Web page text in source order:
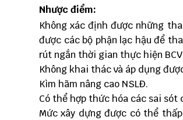
Nhược điểm:
Không xác định được những
được các bộ phận lạc hậu để
rút ngắn thời gian thực hiện BCV
Không khai thác và áp dụng
Kìm hãm nâng cao NSLĐ.
Có thể hợp thức hóa các sai sót
Mức xây dựng được có thể